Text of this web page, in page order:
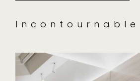
Incontournable